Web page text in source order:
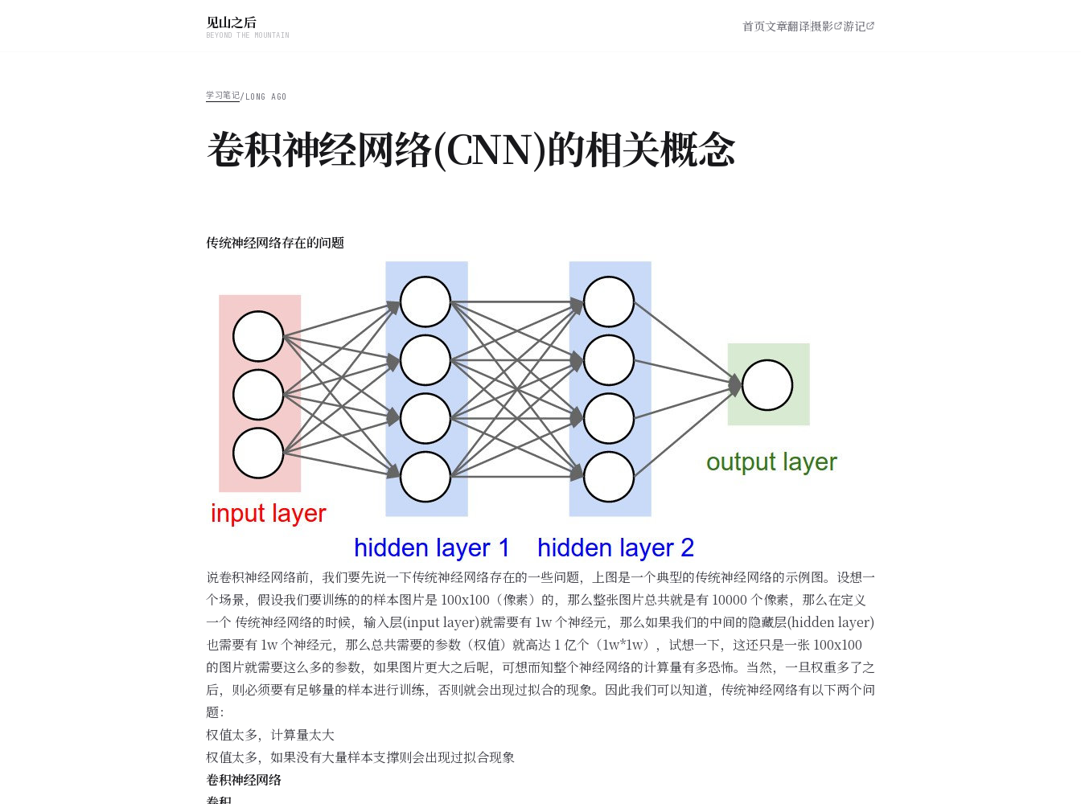
见山之后
BEYOND THE MOUNTAIN
首页文章翻译摄影 游记
学习笔记/ LONG AGO
卷积神经网络(CNN)的相关概念
传统神经网络存在的问题
说卷积神经网络前，我们要先说一下传统神经网络存在的一些问题，上图是一个典型的传统神经网络的示例图。设想一
个场景，假设我们要训练的的样本图片是 100x100（像素）的，那么整张图片总共就是有 10000 个像素，那么在定义
一个 传统神经网络的时候，输入层(input layer)就需要有 1w 个神经元，那么如果我们的中间的隐藏层(hidden layer)
也需要有 1w 个神经元，那么总共需要的参数（权值）就高达 1 亿个（1w*1w），试想一下，这还只是一张 100x100
的图片就需要这么多的参数，如果图片更大之后呢，可想而知整个神经网络的计算量有多恐怖。当然，一旦权重多了之
后，则必须要有足够量的样本进行训练，否则就会出现过拟合的现象。因此我们可以知道，传统神经网络有以下两个问
题：
权值太多，计算量太大
权值太多，如果没有大量样本支撑则会出现过拟合现象
卷积神经网络